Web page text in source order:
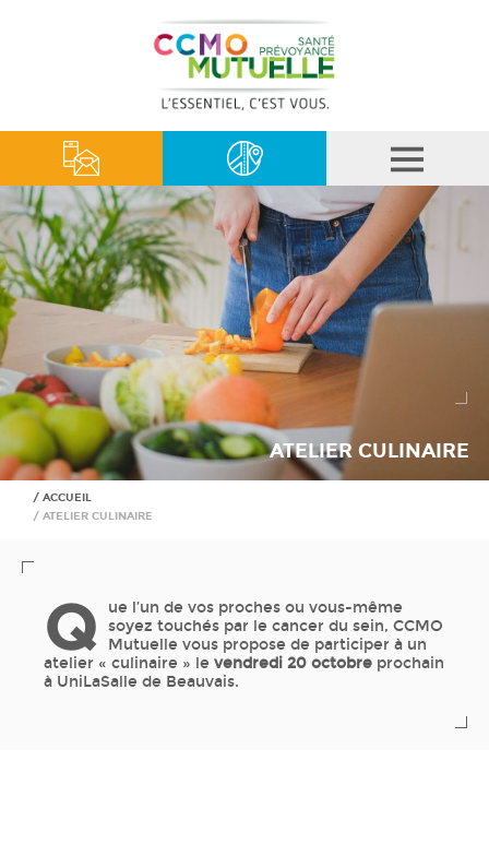
ATELIER CULINAIRE
ACCUEIL
ATELIER CULINAIRE
Q
ue l’un de vos proches ou vous-même
soyez touchés par le cancer du sein, CCMO
Mutuelle vous propose de participer à un
atelier « culinaire » le vendredi 20 octobre prochain
à UniLaSalle de Beauvais.